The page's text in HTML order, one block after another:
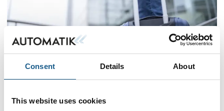
Consent Details About
This website uses cookies
Praktisk info